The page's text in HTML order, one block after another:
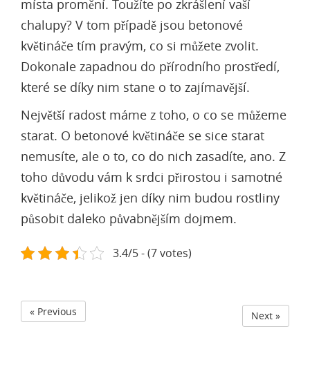
místa promění. Toužíte po zkrášlení vaší
chalupy? V tom případě jsou betonové
květináče tím pravým, co si můžete zvolit.
Dokonale zapadnou do přírodního prostředí,
které se díky nim stane o to zajímavější.
Největší radost máme z toho, o co se můžeme
starat. O betonové květináče se sice starat
nemusíte, ale o to, co do nich zasadíte, ano. Z
toho důvodu vám k srdci přirostou i samotné
květináče, jelikož jen díky nim budou rostliny
působit daleko půvabnějším dojmem.
3.4/5 - (7 votes)
« Previous Next »